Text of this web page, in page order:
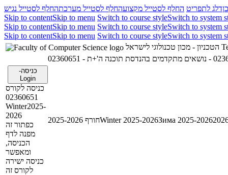
דלג לתפריט החלף לסטייל מקצועהחלף לסטייל מערכתהחלף לסטייל נגיש
Skip to contentSkip to menu Switch to course styleSwitch to system
Skip to contentSkip to menu Switch to course styleSwitch to system
Skip to contentSkip to menu Switch to course styleSwitch to system
כניסה-
Login
כניסה לקורס
02360651
Winter2025-
2026
כפתור זה
מפנה לדף
הכניסה,
ומאפשר
כניסה ישירה
לקורס זה
חורף 2025-2026Winter 2025-2026Зима 2025-2026